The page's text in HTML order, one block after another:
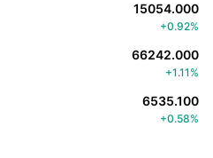
15054.000
+0.92%
66242.000
+1.11%
6535.100
+0.58%